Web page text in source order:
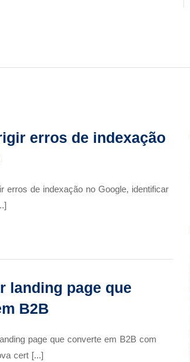
erros de indexação
erros de indexação no Google, identificar
landing page que
B2B
page que converte em B2B com
cert [...]